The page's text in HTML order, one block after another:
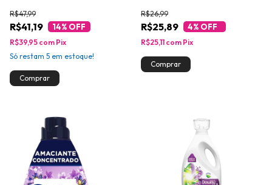
R$41,19
R$47,99
14% OFF
R$39,95 com Pix
Só restam 5 em estoque!
R$25,89
R$26,99
4% OFF
R$25,11 com Pix